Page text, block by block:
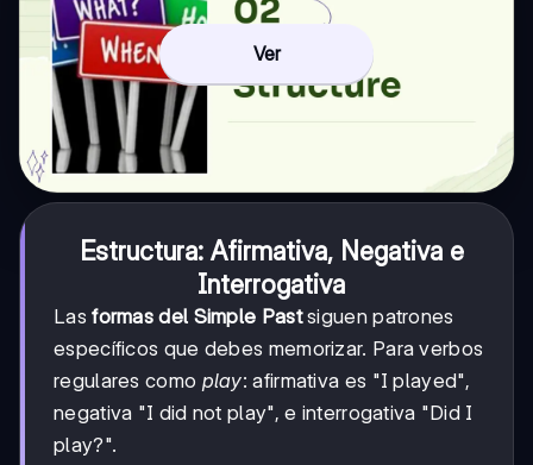
Ver
Estructura: Afirmativa, Negativa e
Interrogativa
Lasformas del Simple Pastsiguen patrones
específicos que debes memorizar. Para verbos
regulares como play: afirmativa es "I played",
negativa "I did not play", e interrogativa "Did I
play?".